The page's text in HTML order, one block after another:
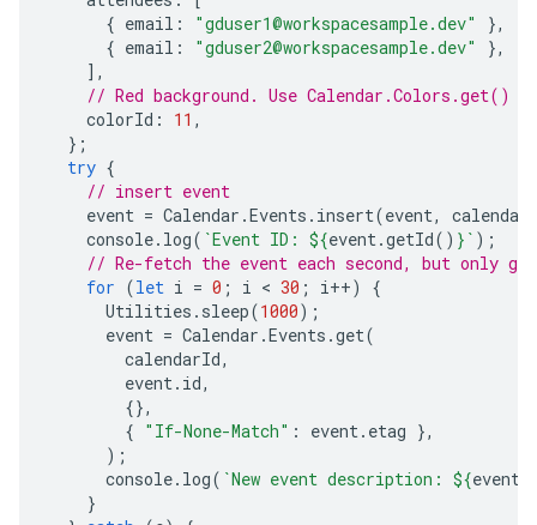
{ email : "gduser1@workspacesample.dev"
},
{ email : "gduser2@workspacesample.dev"
},
],
// Red background. Use
colorId : 11 ,
};
try {
// insert event
event = Calendar .Events . insert(event,
console. log( `Event ID: ${event.getId() } ` );
// Re-fetch the event each second, but only
for (let i = 0 ; i < 30 ; i++)
{
Utilities . sleep(1000);
event = Calendar .Events .get(
calendarId,
event. id,
{},
{ "If-None-Match" : event. etag },
);
console. log( `New event description: ${event
}